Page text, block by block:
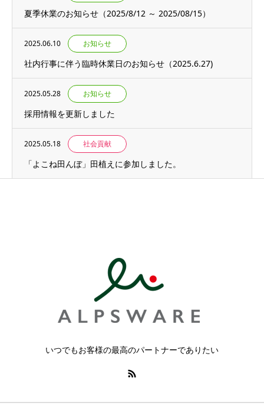
夏季休業のお知らせ（2025/8/12 ～ 2025/08/15）
2025.06.10 お知らせ
社内行事に伴う臨時休業日のお知らせ（2025.6.27)
2025.05.28 お知らせ
採用情報を更新しました
2025.05.18 社会貢献
「よこね田んぼ」田植えに参加しました。
いつでもお客様の最高のパートナーでありたい